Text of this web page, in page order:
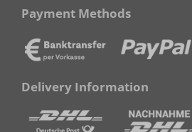
Payment Methods
Delivery Information